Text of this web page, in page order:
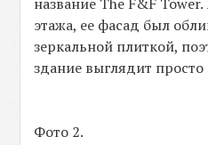
этажа, ее фасад был
зеркальной плиткой,
здание выглядит просто
Фото 2.